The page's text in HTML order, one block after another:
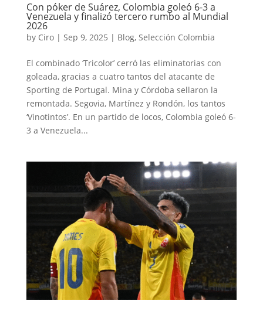
Con póker de Suárez, Colombia goleó 6-3 a
Venezuela y finalizó tercero rumbo al Mundial
2026
by Ciro| Sep 9, 2025 | Blog, Selección Colombia
El combinado ‘Tricolor’ cerró las eliminatorias con
goleada, gracias a cuatro tantos del atacante de
Sporting de Portugal. Mina y Córdoba sellaron la
remontada. Segovia, Martínez y Rondón, los tantos
‘Vinotintos’. En un partido de locos, Colombia goleó 6-
3 a Venezuela...